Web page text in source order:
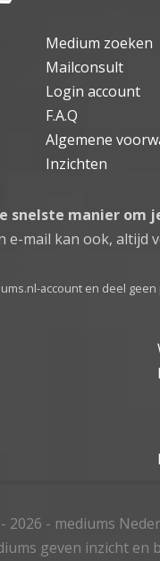
Medium zoeken
Mailconsult
Login account
F.A.Q
Algemene
Inzichten
snelste manier om
e-mail kan ook, altijd
account en deel
2026 - mediums
geven inzicht